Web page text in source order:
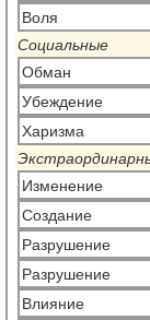
Воля
Социальные
Обман
Убеждение
Харизма
Изменение
Создание
Разрушение
Разрушение
Влияние